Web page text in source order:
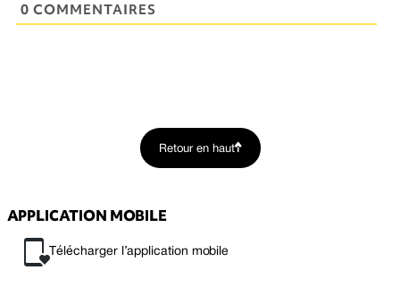
0 COMMENTAIRES
Retour en haut
APPLICATION MOBILE
Télécharger l’application mobile